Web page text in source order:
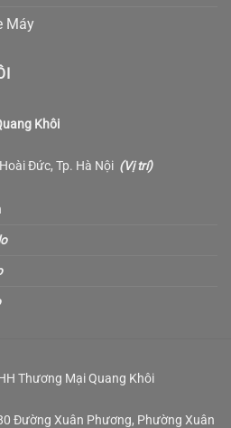
Máy
Khôi
Đức, Tp. Hà Nội (Vị trí)
Thương Mại Quang Khôi
Đường Xuân Phương, Phường Xuân